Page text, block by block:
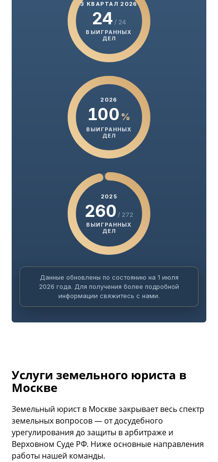
3 КВАРТАЛ 2026
24 / 24
ВЫИГРАННЫХ
ДЕЛ
2026
100 %
ВЫИГРАННЫХ
ДЕЛ
2025
260 / 272
ВЫИГРАННЫХ
ДЕЛ
Данные обновлены по состоянию на 1 июля
2026 года. Для получения более подробной
информации свяжитесь с нами.
Услуги земельного юриста в
Москве
Земельный юрист в Москве закрывает весь спектр
земельных вопросов — от досудебного
урегулирования до защиты в арбитраже и
Верховном Суде РФ. Ниже основные направления
работы нашей команды.